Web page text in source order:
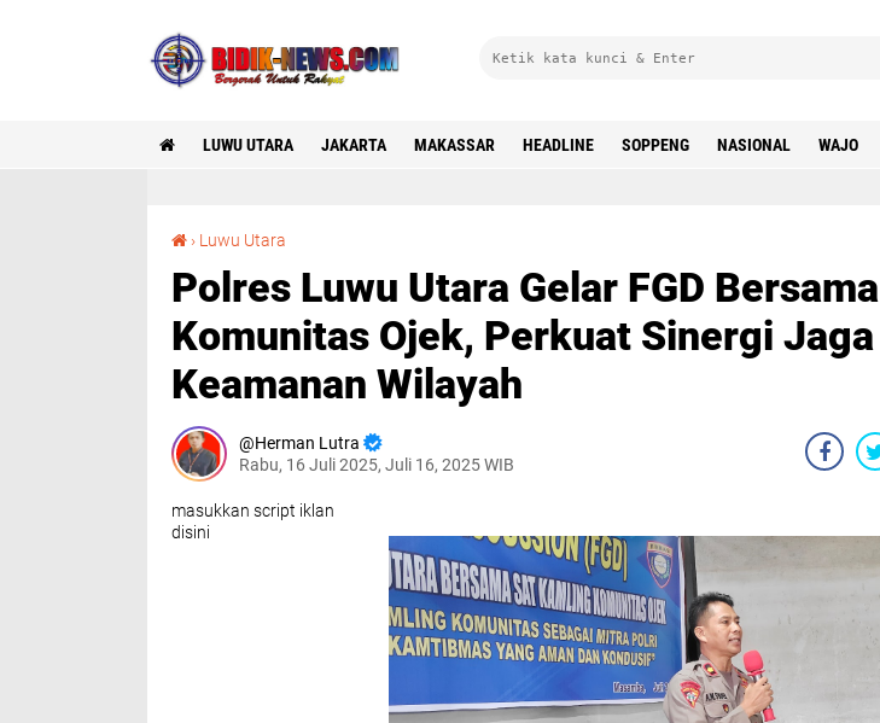
LUWU UTARA JAKARTA MAKASSAR HEADLINE SOPPENG NASIONAL WAJO
› Luwu Utara
Polres Luwu Utara Gelar FGD Bersama
Komunitas Ojek, Perkuat Sinergi Jaga
Keamanan Wilayah
Herman Lutra
Rabu, 16 Juli 2025, Juli 16, 2025 WIB
masukkan script iklan
disini